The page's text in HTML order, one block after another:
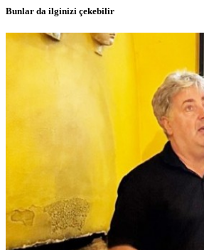
Bunlar da ilginizi çekebilir